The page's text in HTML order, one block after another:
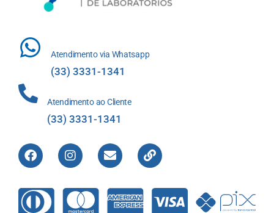
Atendimento via Whatsapp
(33) 3331-1341
Atendimento ao Cliente
(33) 3331-1341